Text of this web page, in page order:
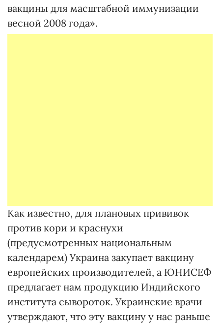
вакцины для масштабной иммунизации
весной 2008 года».
Как известно, для плановых прививок
против кори и краснухи
(предусмотренных национальным
календарем) Украина закупает вакцину
европейских производителей, а ЮНИСЕФ
предлагает нам продукцию Индийского
института сывороток. Украинские врачи
утверждают, что эту вакцину у нас раньше